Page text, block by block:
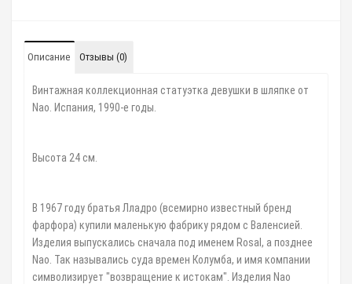
Описание Отзывы (0)
Винтажная коллекционная статуэтка девушки в шляпке от
Nao. Испания, 1990-е годы.
Высота 24 см.
В 1967 году братья Лладро (всемирно известный бренд
фарфора) купили маленькую фабрику рядом с Валенсией.
Изделия выпускались сначала под именем Rosal, а позднее
Naо. Так назывались суда времен Колумба, и имя компании
символизирует "возвращение к истокам". Изделия Nao